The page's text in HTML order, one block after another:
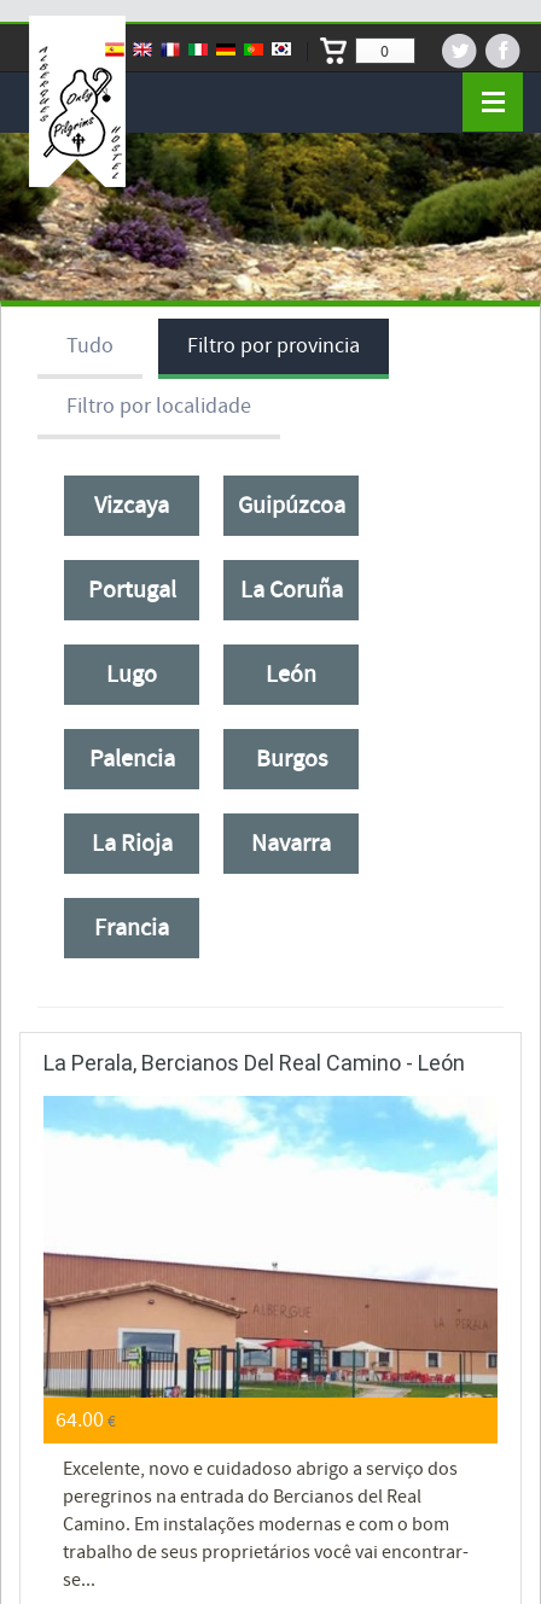
0
Tudo Filtro por provincia
Filtro por localidade
Vizcaya Guipúzcoa
Portugal La Coruña
Lugo León
Palencia Burgos
La Rioja Navarra
Francia
La Perala, Bercianos Del Real Camino - León
64.00€
Excelente, novo e cuidadoso abrigo a serviço dos
peregrinos na entrada do Bercianos del Real
Camino. Em instalações modernas e com o bom
trabalho de seus proprietários você vai encontrar-
se...